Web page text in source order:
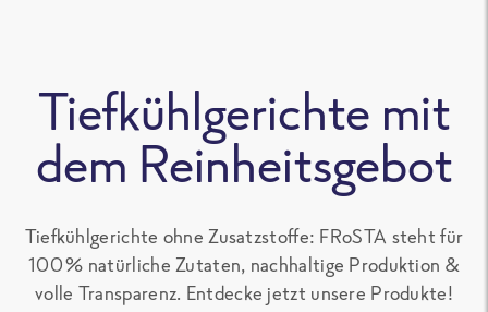
beim nächsten
Mal dann so
gehandhabt und
siehe da: Es war
!!! 😋 Ich habe das
Gericht gleich
wieder gekauft
Tiefkühlgerichte mit
dem Reinheitsgebot
Tiefkühlgerichte ohne Zusatzstoffe: FRoSTA steht für
100 % natürliche Zutaten, nachhaltige Produktion &
volle Transparenz. Entdecke jetzt unsere Produkte!